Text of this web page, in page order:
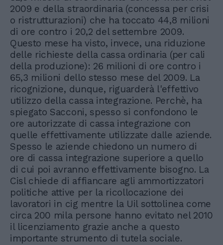
2009 e della straordinaria (concessa per crisi
o ristrutturazioni) che ha toccato 44,8 milioni
di ore contro i 20,2 del settembre 2009.
Questo mese ha visto, invece, una riduzione
delle richieste della cassa ordinaria (per cali
della produzione): 26 milioni di ore contro i
65,3 milioni dello stesso mese del 2009. La
ricognizione, dunque, riguarderà l'effettivo
utilizzo della cassa integrazione. Perchè, ha
spiegato Sacconi, spesso si confondono le
ore autorizzate di cassa integrazione con
quelle effettivamente utilizzate dalle aziende.
Spesso le aziende chiedono un numero di
ore di cassa integrazione superiore a quello
di cui poi avranno effettivamente bisogno. La
Cisl chiede di affiancare agli ammortizzatori
politiche attive per la ricollocazione dei
lavoratori in cig mentre la Uil sottolinea come
circa 200 mila persone hanno evitato nel 2010
il licenziamento grazie anche a questo
importante strumento di tutela sociale.